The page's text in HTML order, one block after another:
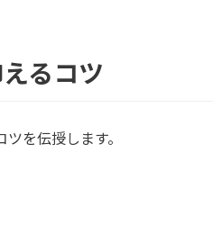
るコツ
を伝授します。